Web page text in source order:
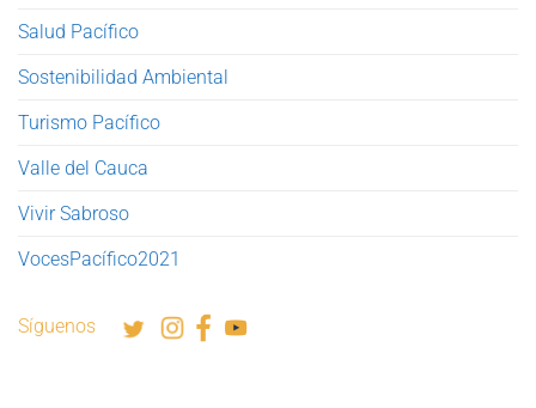
Salud Pacífico
Sostenibilidad Ambiental
Turismo Pacífico
Valle del Cauca
Vivir Sabroso
VocesPacífico2021
Síguenos